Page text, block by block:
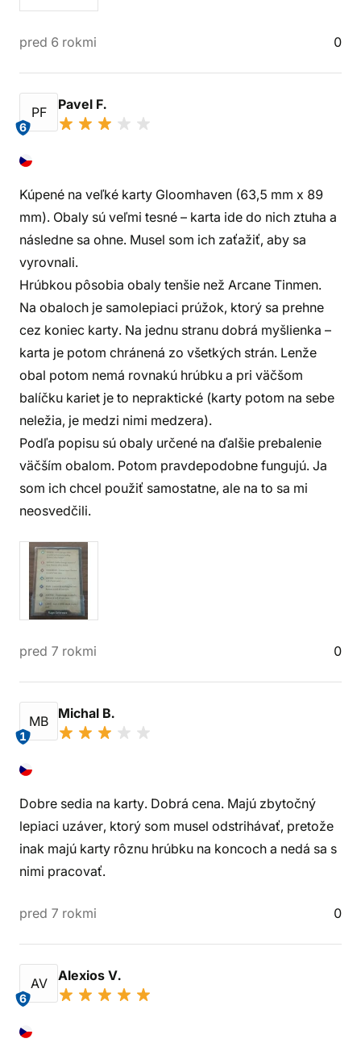
pred 6 rokmi 0
PF
6
Pavel F.
Kúpené na veľké karty Gloomhaven (63,5 mm x 89
mm). Obaly sú veľmi tesné – karta ide do nich ztuha a
následne sa ohne. Musel som ich zaťažiť, aby sa
vyrovnali.
Hrúbkou pôsobia obaly tenšie než Arcane Tinmen.
Na obaloch je samolepiaci prúžok, ktorý sa prehne
cez koniec karty. Na jednu stranu dobrá myšlienka –
karta je potom chránená zo všetkých strán. Lenže
obal potom nemá rovnakú hrúbku a pri väčšom
balíčku kariet je to nepraktické (karty potom na sebe
neležia, je medzi nimi medzera).
Podľa popisu sú obaly určené na ďalšie prebalenie
väčším obalom. Potom pravdepodobne fungujú. Ja
som ich chcel použiť samostatne, ale na to sa mi
neosvedčili.
pred 7 rokmi 0
MB
1
Michal B.
Dobre sedia na karty. Dobrá cena. Majú zbytočný
lepiaci uzáver, ktorý som musel odstrihávať, pretože
inak majú karty rôznu hrúbku na koncoch a nedá sa s
nimi pracovať.
pred 7 rokmi 0
AV
6
Alexios V.